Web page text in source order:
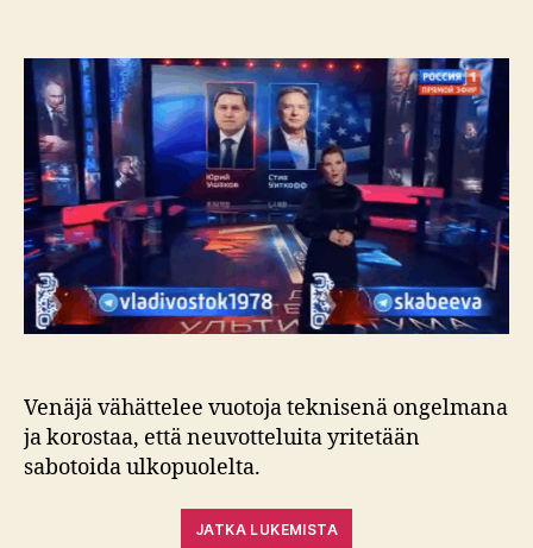
Kremlin
asialla?
Neljä
mediaa,
yksi
tarina
Venäjä vähättelee vuotoja teknisenä ongelmana
ja korostaa, että neuvotteluita yritetään
sabotoida ulkopuolelta.
JATKA LUKEMISTA